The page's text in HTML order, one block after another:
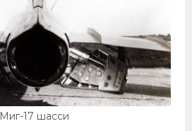
Миг-17 шасси